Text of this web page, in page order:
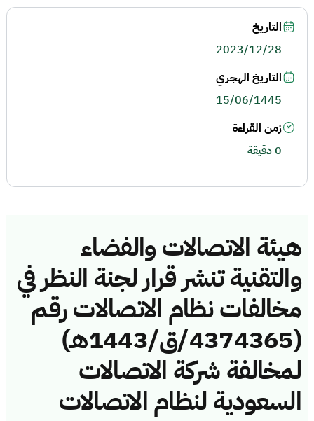
هيئة الاتصالات والفضاء
والتقنية تنشر قرار لجنة النظر في
مخالفات نظام الاتصالات رقم
(4374365/ق/1443هـ)
لمخالفة شركة الاتصالات
السعودية لنظام الاتصالات
التاريخ
2023/12/28
التاريخ الهجري
15/06/1445
زمن القراءة
0 دقيقة